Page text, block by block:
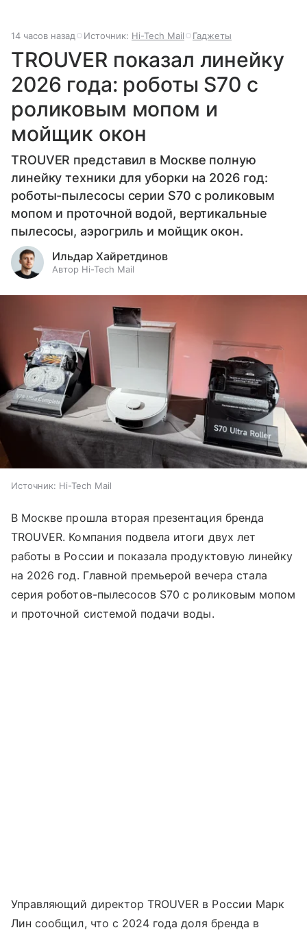
14 часов назад Источник: Hi-Tech Mail Гаджеты
TROUVER показал линейку
2026 года: роботы S70 с
роликовым мопом и
мойщик окон
TROUVER представил в Москве полную
линейку техники для уборки на 2026 год:
роботы-пылесосы серии S70 с роликовым
мопом и проточной водой, вертикальные
пылесосы, аэрогриль и мойщик окон.
Ильдар Хайретдинов
Автор Hi-Tech Mail
Источник: Hi-Tech Mail
В Москве прошла вторая презентация бренда
TROUVER. Компания подвела итоги двух лет
работы в России и показала продуктовую линейку
на 2026 год. Главной премьерой вечера стала
серия роботов-пылесосов S70 с роликовым мопом
и проточной системой подачи воды.
Управляющий директор TROUVER в России Марк
Лин сообщил, что с 2024 года доля бренда в